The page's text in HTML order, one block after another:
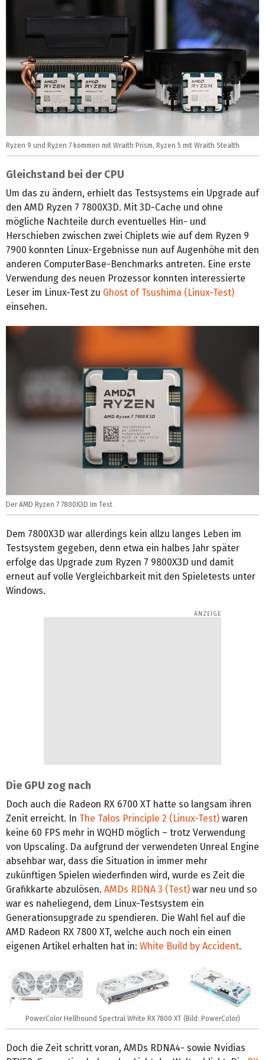
Ryzen 9 und Ryzen 7 kommen mit Wraith Prism, Ryzen 5 mit Wraith Stealth
Gleichstand bei der CPU
Um das zu ändern, erhielt das Testsystems ein Upgrade auf
den AMD Ryzen 7 7800X3D. Mit 3D-Cache und ohne
mögliche Nachteile durch eventuelles Hin- und
Herschieben zwischen zwei Chiplets wie auf dem Ryzen 9
7900 konnten Linux-Ergebnisse nun auf Augenhöhe mit den
anderen ComputerBase-Benchmarks antreten. Eine erste
Verwendung des neuen Prozessor konnten interessierte
Leser im Linux-Test zu Ghost of Tsushima (Linux-Test)
einsehen.
Der AMD Ryzen 7 7800X3D im Test
Dem 7800X3D war allerdings kein allzu langes Leben im
Testsystem gegeben, denn etwa ein halbes Jahr später
erfolge das Upgrade zum Ryzen 7 9800X3D und damit
erneut auf volle Vergleichbarkeit mit den Spieletests unter
Windows.
Die GPU zog nach
Doch auch die Radeon RX 6700 XT hatte so langsam ihren
Zenit erreicht. In The Talos Principle 2 (Linux-Test) waren
keine 60 FPS mehr in WQHD möglich – trotz Verwendung
von Upscaling. Da aufgrund der verwendeten Unreal Engine
absehbar war, dass die Situation in immer mehr
zukünftigen Spielen wiederfinden wird, wurde es Zeit die
Grafikkarte abzulösen. AMDs RDNA 3 (Test) war neu und so
war es naheliegend, dem Linux-Testsystem ein
Generationsupgrade zu spendieren. Die Wahl fiel auf die
AMD Radeon RX 7800 XT, welche auch noch ein einen
eigenen Artikel erhalten hat in: White Build by Accident.
PowerColor Hellhound Spectral White RX 7800 XT (Bild: PowerColor)
Doch die Zeit schritt voran, AMDs RDNA4- sowie Nvidias